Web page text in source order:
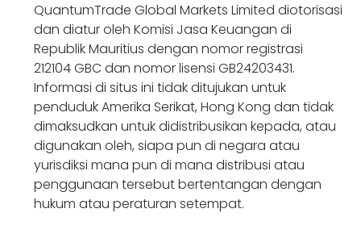
QuantumTrade Global Markets Limited diotorisasi
dan diatur oleh Komisi Jasa Keuangan di
Republik Mauritius dengannomor registrasi
212104 GBC dannomor lisensi GB24203431.
Informasi di situs ini tidak ditujukan untuk
penduduk Amerika Serikat, Hong Kong dan tidak
dimaksudkan untuk didistribusikan kepada, atau
digunakan oleh, siapa pun di negara atau
yurisdiksi mana pun di mana distribusi atau
penggunaan tersebut bertentangan dengan
hukum atau peraturan setempat.